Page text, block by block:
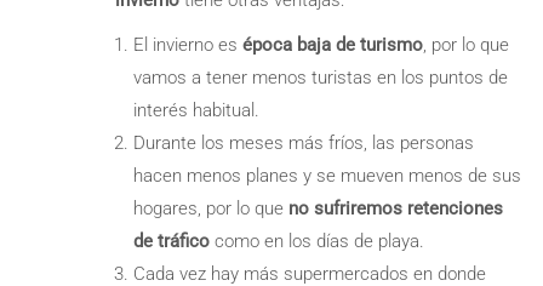
El invierno es época baja de turismo, por lo que
vamos a tener menos turistas en los puntos de
interés habitual.
Durante los meses más fríos, las personas
hacen menos planes y se mueven menos de sus
hogares, por lo que no sufriremos retenciones
de tráfico como en los días de playa.
Cada vez hay más supermercados en donde